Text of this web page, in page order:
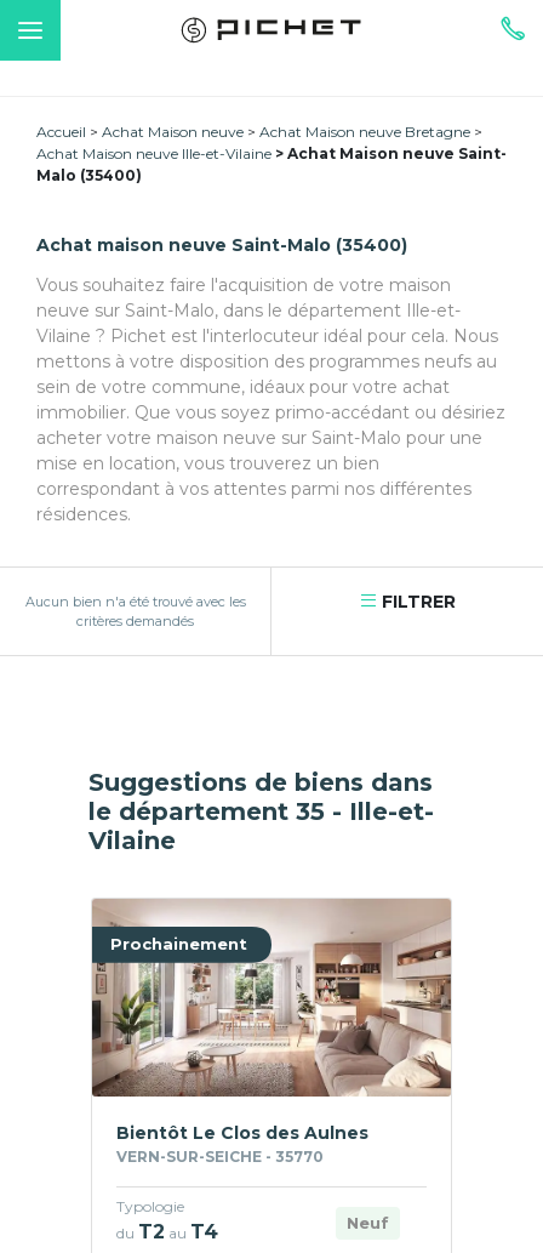
Accueil Achat Maison neuve
Achat Maison neuve Bretagne
Achat Maison neuve Ille-et-Vilaine
Achat Maison neuve Saint-
Malo (35400)
Achat maison neuve Saint-Malo (35400)
Vous souhaitez faire l'acquisition de votre maison
neuve sur Saint-Malo, dans le département Ille-et-
Vilaine ? Pichet est l'interlocuteur idéal pour cela. Nous
mettons à votre disposition des programmes neufs au
sein de votre commune, idéaux pour votre achat
immobilier. Que vous soyez primo-accédant ou désiriez
acheter votre maison neuve sur Saint-Malo pour une
mise en location, vous trouverez un bien
correspondant à vos attentes parmi nos différentes
résidences.
Aucun bien n'a été trouvé avec les
critères demandés
FILTRER
Suggestions de biens dans
le département 35 - Ille-et-
Vilaine
Prochainement
Bientôt Le Clos des Aulnes
VERN-SUR-SEICHE - 35770
Neuf
Typologie
du T2 au T4